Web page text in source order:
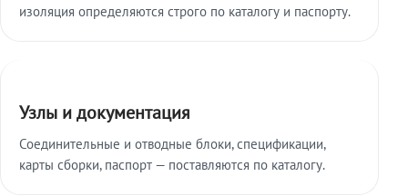
изоляция определяются строго по каталогу и паспорту.
Узлы и документация
Соединительные и отводные блоки, спецификации,
карты сборки, паспорт — поставляются по каталогу.